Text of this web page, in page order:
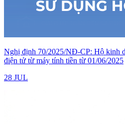
Nghị định 70/2025/NĐ-CP: Hộ kinh
điện tử từ máy tính tiền từ 01/06/2025
28 JUL